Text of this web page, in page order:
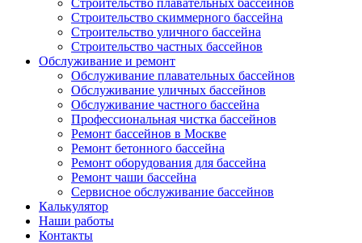
Строительство плавательных бассейнов
Строительство скиммерного бассейна
Строительство уличного бассейна
Строительство частных бассейнов
Обслуживание и ремонт
Обслуживание плавательных бассейнов
Обслуживание уличных бассейнов
Обслуживание частного бассейна
Профессиональная чистка бассейнов
Ремонт бассейнов в Москве
Ремонт бетонного бассейна
Ремонт оборудования для бассейна
Ремонт чаши бассейна
Сервисное обслуживание бассейнов
Калькулятор
Наши работы
Контакты